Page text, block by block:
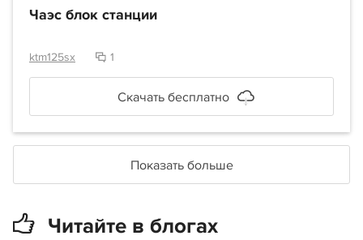
Чаэс блок станции
ktm125sx 1
Скачать бесплатно
Показать больше
Читайте в блогах